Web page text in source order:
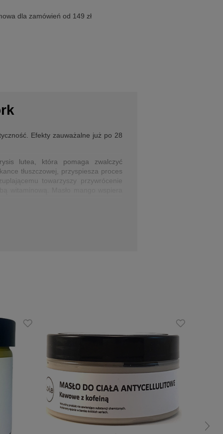
dla zamówień od 149 zł
Efekty zauważalne już po 28
lutea, która pomaga zwalczyć
tłuszczowej, przyspiesza proces
towarzyszy przywrócenie
już po 28 dniach stosowania. To
nadmiar tłuszczu oraz cellulit. W
abisyński, olej winogronowy, olej